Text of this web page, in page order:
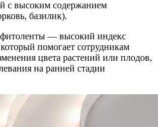
с высоким содержанием
базилик).
— высокий индекс
помогает сотрудникам
цвета растений или плодов,
на ранней стадии